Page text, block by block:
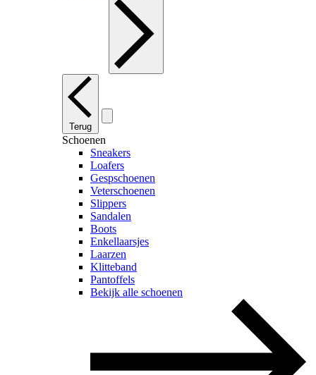
Terug
Schoenen
Sneakers
Loafers
Gespschoenen
Veterschoenen
Slippers
Sandalen
Boots
Enkellaarsjes
Laarzen
Klitteband
Pantoffels
Bekijk alle schoenen